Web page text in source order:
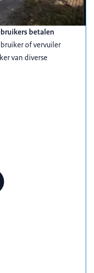
betalen
of vervuiler
van diverse